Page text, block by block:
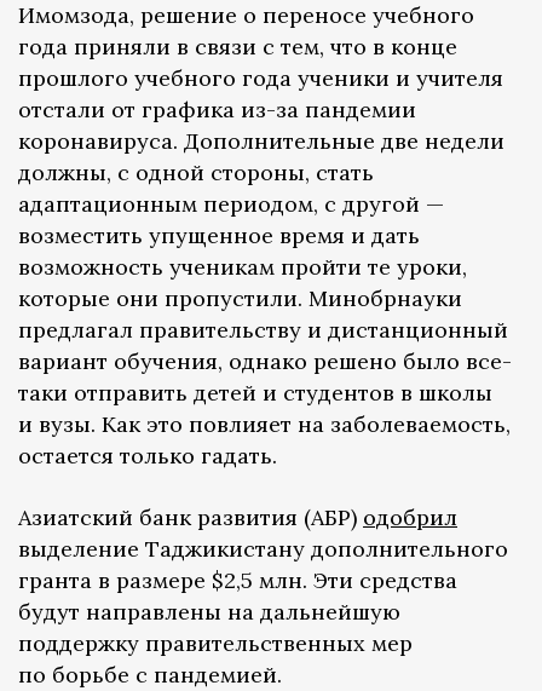
Имомзода, решение о переносе учебного
года приняли в связи с тем, что в конце
прошлого учебного года ученики и учителя
отстали от графика из-за пандемии
коронавируса. Дополнительные две недели
должны, с одной стороны, стать
адаптационным периодом, с другой —
возместить упущенное время и дать
возможность ученикам пройти те уроки,
которые они пропустили. Минобрнауки
предлагал правительству и дистанционный
вариант обучения, однако решено было все-
таки отправить детей и студентов в школы
и вузы. Как это повлияет на заболеваемость,
остается только гадать.
Азиатский банк развития (АБР) одобрил
выделение Таджикистану дополнительного
гранта в размере $2,5 млн. Эти средства
будут направлены на дальнейшую
поддержку правительственных мер
по борьбе с пандемией.